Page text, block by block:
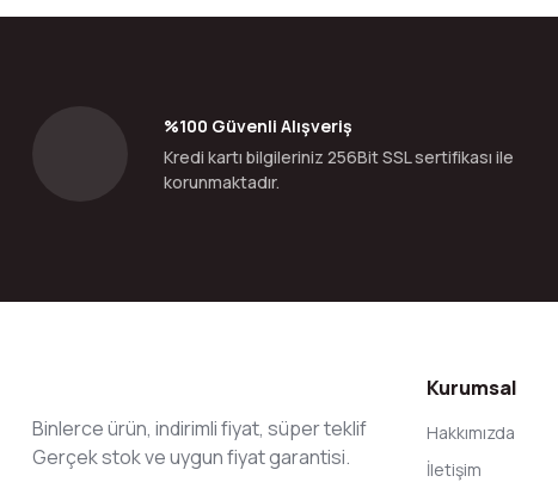
%100 Güvenli Alışveriş
Kredi kartı bilgileriniz 256Bit SSL sertifikası ile
korunmaktadır.
Binlerce ürün, indirimli fiyat, süper teklif
Gerçek stok ve uygun fiyat garantisi.
Kurumsal
Hakkımızda
İletişim